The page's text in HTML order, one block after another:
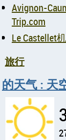
Avignon-
Trip.com
Le Castellet
旅行
的天气 : 天